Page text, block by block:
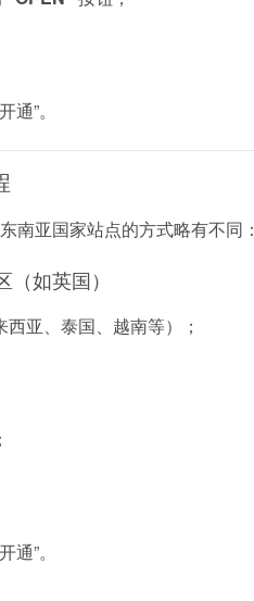
开通”。
东南亚国家站点的方式略有不同：
（如英国）
西亚、 泰国、 越南等）；
开通”。